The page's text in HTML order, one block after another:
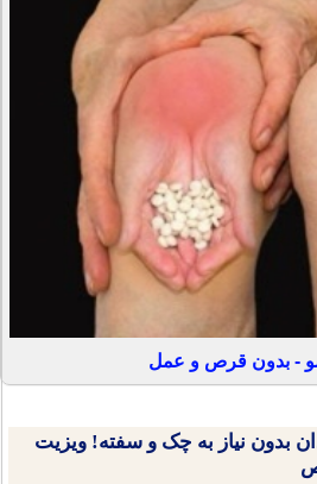
- بدون قرص و عمل
بدون نیاز به چک و سفته! ویزیت